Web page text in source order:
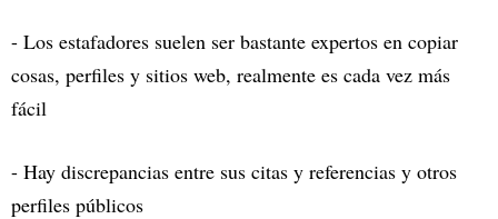
- Los estafadores suelen ser bastante expertos en copiar
cosas, perfiles y sitios web, realmente es cada vez más
fácil
- Hay discrepancias entre sus citas y referencias y otros
perfiles públicos